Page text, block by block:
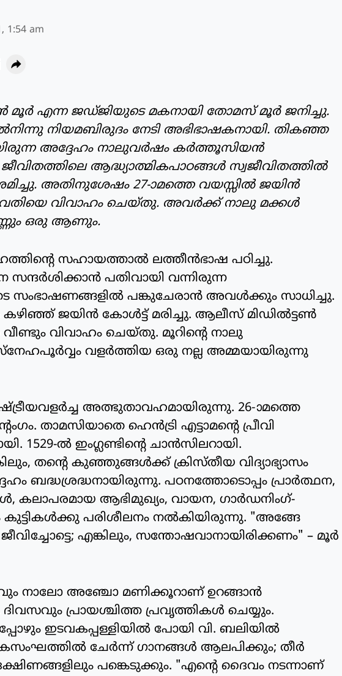
1:54 am
എന്ന ജഡ്ജിയുടെ മകനായി തോമസ് മൂര്‍ ജനിച്ചു.
നിയമബിരുദം നേടി അഭിഭാഷകനായി. തികഞ്ഞ
അദ്ദേഹം നാലുവര്‍ഷം കര്‍ത്തൂസിയന്‍
ജീവിതത്തിലെ ആദ്ധ്യാത്മികപാഠങ്ങള്‍ സ്വജീവിതത്തില്‍
അതിനുശേഷം 27-ാമത്തെ വയസ്സില്‍ ജയിന്‍
വിവാഹം ചെയ്തു. അവര്‍ക്ക് നാലു മക്കള്‍
ഒരു ആണും.
സഹായത്താല്‍ ലത്തീന്‍ഭാഷ പഠിച്ചു.
പതിവായി വന്നിരുന്ന
സംഭാഷണങ്ങളില്‍ പങ്കുചേരാന്‍ അവള്‍ക്കും സാധിച്ചു.
ജയിന്‍ കോള്‍ട്ട് മരിച്ചു. ആലീസ് മിഡില്‍ട്ടണ്‍
വിവാഹം ചെയ്തു. മൂറിന്റെ നാലു
വളര്‍ത്തിയ ഒരു നല്ല അമ്മയായിരുന്നു
അത്ഭുതാവഹമായിരുന്നു. 26-ാമത്തെ
താമസിയാതെ ഹെന്‍ട്രി എട്ടാമന്റെ പ്രീവി
1529-ല്‍ ഇംഗ്ലണ്ടിന്റെ ചാന്‍സിലറായി.
തന്റെ കുഞ്ഞുങ്ങള്‍ക്ക് ക്രിസ്തീയ വിദ്യാഭ്യാസം
ബദ്ധശ്രദ്ധനായിരുന്നു. പഠനത്തോടൊപ്പം പ്രാര്‍ത്ഥന,
കലാപരമായ ആഭിമുഖ്യം, വായന, ഗാര്‍ഡനിംഗ്-
കുട്ടികള്‍ക്കു പരിശീലനം നല്‍കിയിരുന്നു. "അങ്ങേ
എങ്കിലും, സന്തോഷവാനായിരിക്കണം" – മൂര്‍
നാലോ അഞ്ചോ മണിക്കൂറാണ് ഉറങ്ങാന്‍
ദിവസവും പ്രായശ്ചിത്ത പ്രവൃത്തികള്‍ ചെയ്യും.
ഇടവകപ്പള്ളിയില്‍ പോയി വി. ബലിയില്‍
ചേര്‍ന്ന് ഗാനങ്ങള്‍ ആലപിക്കും; തീര്‍
പങ്കെടുക്കും. "എന്റെ ദൈവം നടന്നാണ്